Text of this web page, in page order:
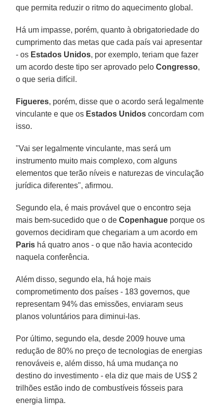
que permita reduzir o ritmo do aquecimento global.
Há um impasse, porém, quanto à obrigatoriedade do
cumprimento das metas que cada país vai apresentar
- os Estados Unidos, por exemplo, teriam que fazer
um acordo deste tipo ser aprovado peloCongresso,
o que seria difícil.
Figueres, porém, disse que o acordo será legalmente
vinculante e que os Estados Unidos concordam com
isso.
"Vai ser legalmente vinculante, mas será um
instrumento muito mais complexo, com alguns
elementos que terão níveis e naturezas de vinculação
jurídica diferentes", afirmou.
Segundo ela, é mais provável que o encontro seja
mais bem-sucedido que o deCopenhague porque os
governos decidiram que chegariam a um acordo em
Paris há quatro anos - o que não havia acontecido
naquela conferência.
Além disso, segundo ela, há hoje mais
comprometimento dos países - 183 governos, que
representam 94% das emissões, enviaram seus
planos voluntários para diminui-las.
Por último, segundo ela, desde 2009 houve uma
redução de 80% no preço de tecnologias de energias
renováveis e, além disso, há uma mudança no
destino do investimento - ela diz que mais de US$ 2
trilhões estão indo de combustíveis fósseis para
energia limpa.